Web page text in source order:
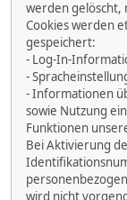
werden gelöscht,
Cookies werden
gespeichert:
- Log-In-
-
- Informationen
sowie Nutzung
Funktionen
Bei Aktivierung
wird nicht